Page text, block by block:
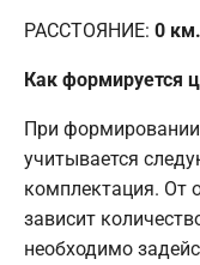
РАССТОЯНИЕ: 0 км.
Как формируется
При
учитывается
комплектация. От
зависит
необходимо